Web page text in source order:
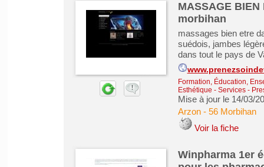
MASSAGE
morbihan
massages bien etre
suédois, jambes
dans tout le pays de
Formation, Éducation,
Esthétique - Services -
Mise à jour le 14/03/
Arzon- 56 Morbihan
Voir la fiche
Winpharma 1er